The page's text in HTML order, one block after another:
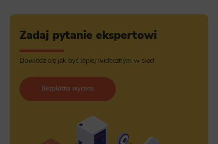
Zadaj pytanie ekspertowi
Dowiedz się jak być lepiej widocznym w sieci
Bezpłatna wycena